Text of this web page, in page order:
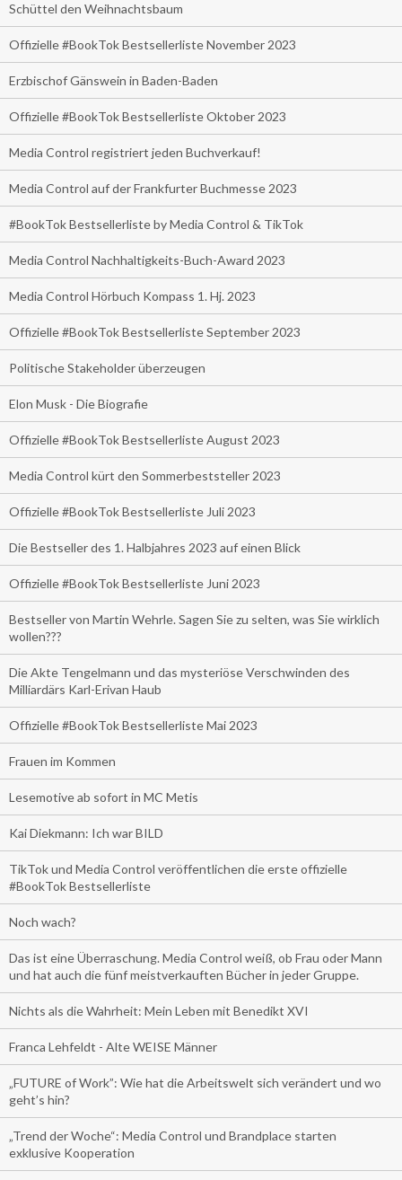
Schüttel den Weihnachtsbaum
Offizielle #BookTok Bestsellerliste November 2023
Erzbischof Gänswein in Baden-Baden
Offizielle #BookTok Bestsellerliste Oktober 2023
Media Control registriert jeden Buchverkauf!
Media Control auf der Frankfurter Buchmesse 2023
#BookTok Bestsellerliste by Media Control & TikTok
Media Control Nachhaltigkeits-Buch-Award 2023
Media Control Hörbuch Kompass 1. Hj. 2023
Offizielle #BookTok Bestsellerliste September 2023
Politische Stakeholder überzeugen
Elon Musk - Die Biografie
Offizielle #BookTok Bestsellerliste August 2023
Media Control kürt den Sommerbeststeller 2023
Offizielle #BookTok Bestsellerliste Juli 2023
Die Bestseller des 1. Halbjahres 2023 auf einen Blick
Offizielle #BookTok Bestsellerliste Juni 2023
Bestseller von Martin Wehrle. Sagen Sie zu selten, was Sie wirklich
wollen???
Die Akte Tengelmann und das mysteriöse Verschwinden des
Milliardärs Karl-Erivan Haub
Offizielle #BookTok Bestsellerliste Mai 2023
Frauen im Kommen
Lesemotive ab sofort in MC Metis
Kai Diekmann: Ich war BILD
TikTok und Media Control veröffentlichen die erste offizielle
#BookTok Bestsellerliste
Noch wach?
Das ist eine Überraschung. Media Control weiß, ob Frau oder Mann
und hat auch die fünf meistverkauften Bücher in jeder Gruppe.
Nichts als die Wahrheit: Mein Leben mit Benedikt XVI
Franca Lehfeldt - Alte WEISE Männer
„FUTURE of Work”: Wie hat die Arbeitswelt sich verändert und wo
geht’s hin?
„Trend der Woche“: Media Control und Brandplace starten
exklusive Kooperation